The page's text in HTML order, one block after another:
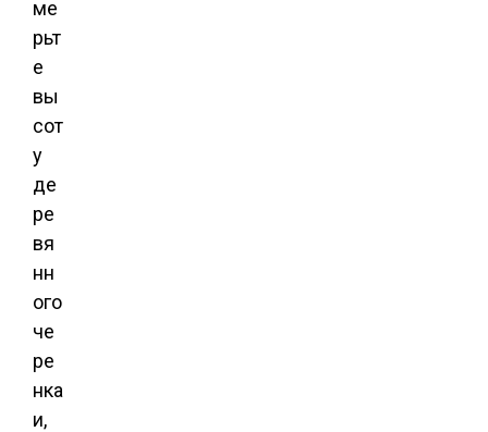
ме
рьт
е
вы
сот
у
де
ре
вя
нн
ого
че
ре
нка
и,